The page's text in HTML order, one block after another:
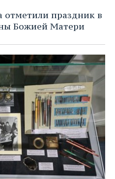
отметили праздник в
Божией Матери